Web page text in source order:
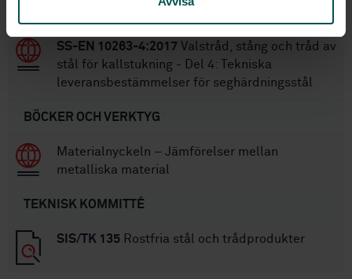
SS-EN 10263-4:2017 Valstråd, stång och tråd av
stål för kallstukning - Del 4: Tekniska
leveransbestämmelser för seghärdningsstål
BÖCKER OCH VERKTYG
Materialnyckeln – Jämförelser mellan
metalliska material
TEKNISK KOMMITTÉ
SIS/TK 135 Rostfria stål och trådprodukter